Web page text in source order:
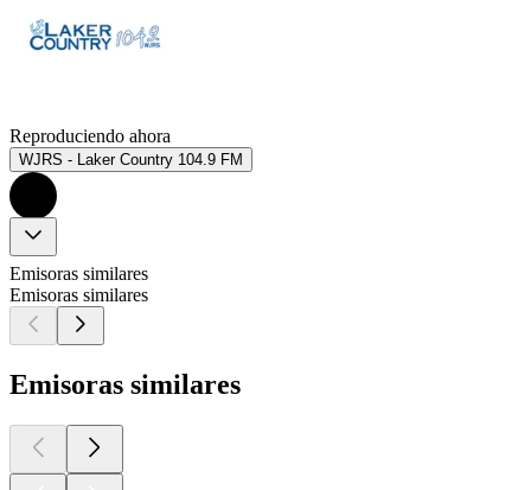
Reproduciendo ahora
WJRS - Laker Country 104.9 FM
Emisoras similares
Emisoras similares
Emisoras similares